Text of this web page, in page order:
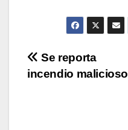
Navegación
Se reporta
incendio malicioso